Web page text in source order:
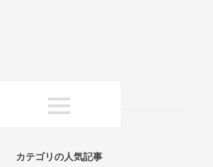
カテゴリの人気記事